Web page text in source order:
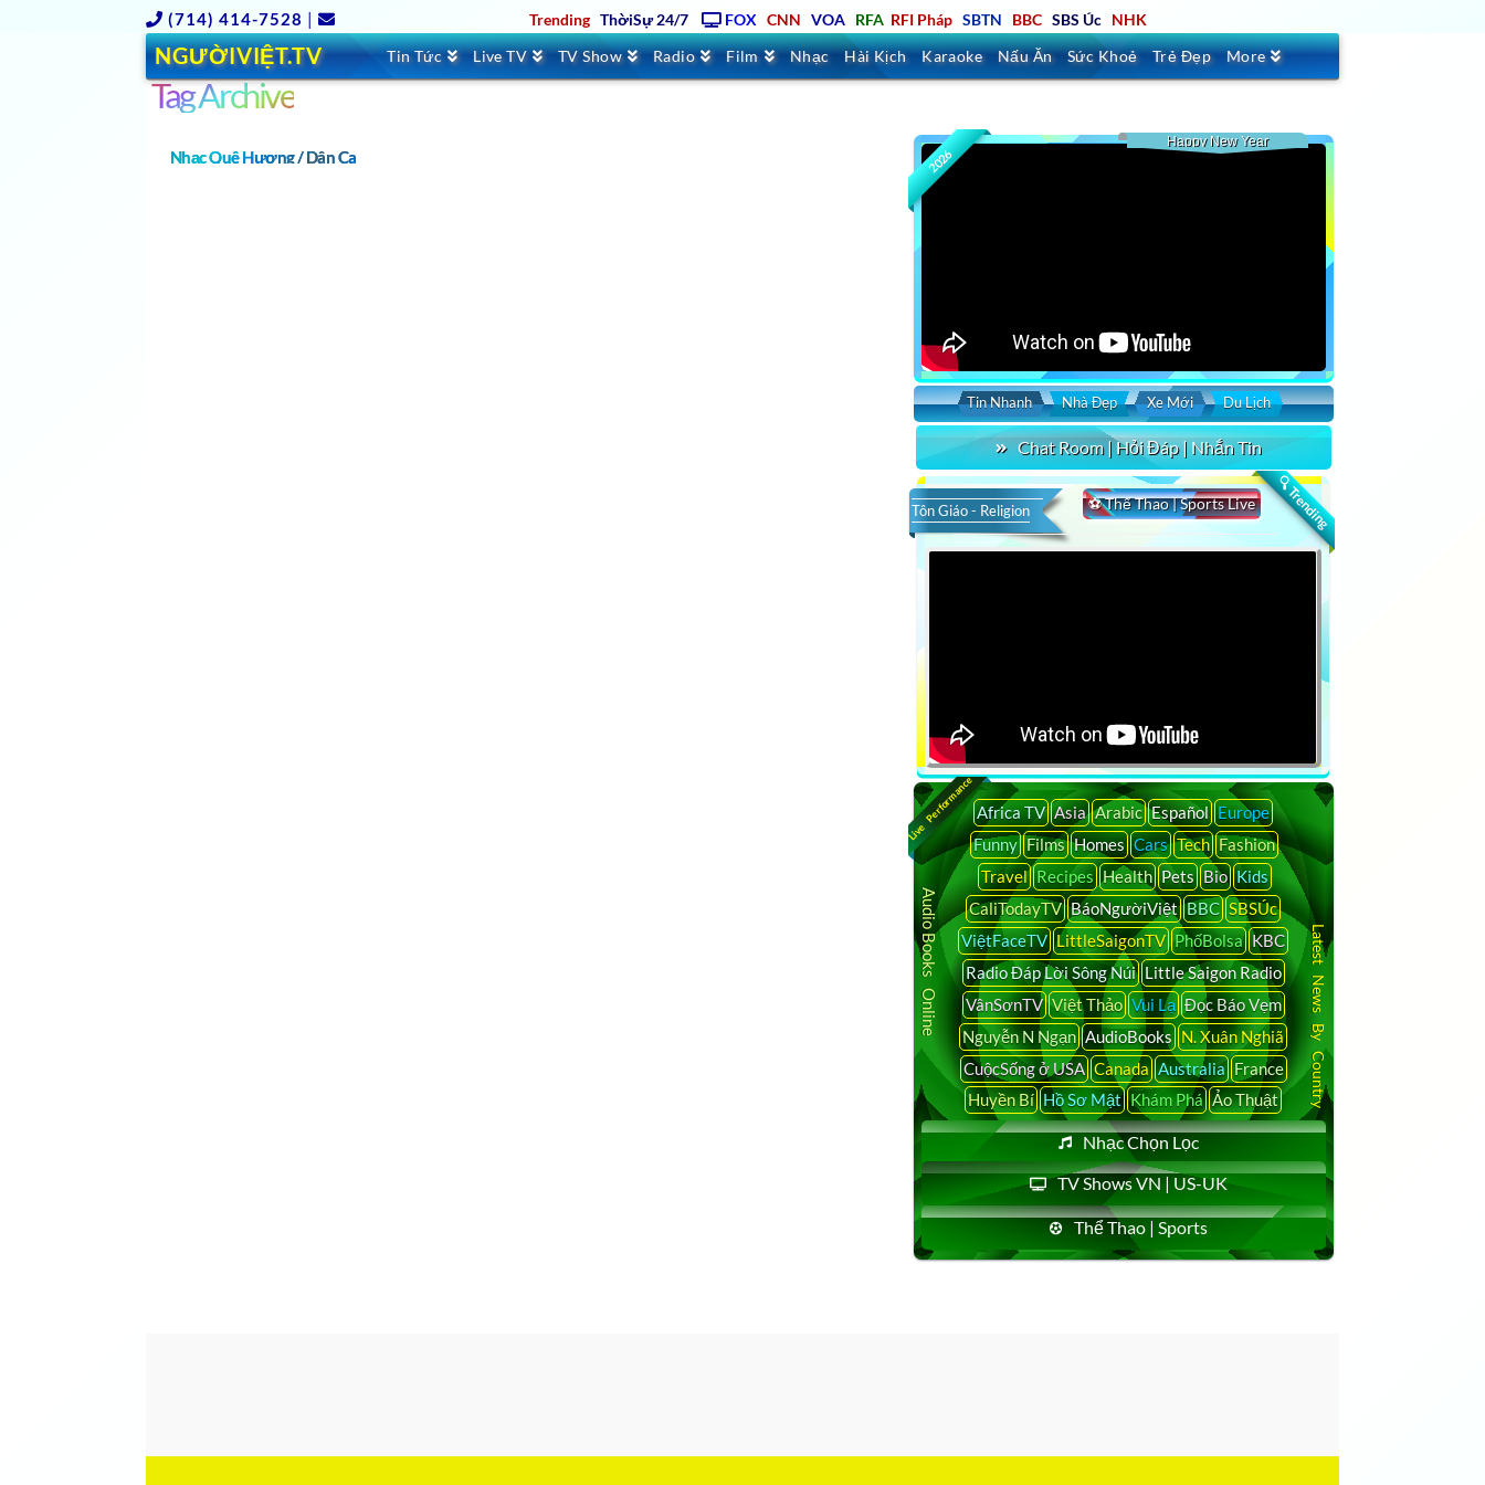
(714) 414-7528 | Trending ThờiSự 24/7 FOX CNN VOA RFA RFI Pháp SBTN BBC SBS Úc NHK
NGƯỜIVIỆT.TV Tin Tức Live TV TV Show Radio Film Nhạc Hài Kịch Karaoke Nấu Ăn Sức Khoẻ Trẻ Đẹp More
Tag Archive
Nhạc Quê Hương / Dân Ca 2026
Happy New Year
Tin Nhanh Nhà Đẹp Xe Mới Du Lịch
Chat Room | Hỏi Đáp | Nhắn Tin
🔍 Trending
⚽ Thể Thao | Sports Live
Tôn Giáo - Religion
Live PerformanceAfrica TV Asia Arabic Español Europe
Funny Films Homes Cars Tech Fashion
Travel Recipes Health Pets Bio Kids
CaliTodayTV BáoNgườiViệt BBC SBSÚc
ViệtFaceTV LittleSaigonTV PhốBolsa KBC
Radio Đáp Lời Sông Núi Little Saigon Radio
VânSơnTV Việt Thảo Vui Lạ Đọc Báo Vẹm
Nguyễn N Ngạn AudioBooks N. Xuân Nghiã
CuộcSống ở USA Canada Australia France
Huyền Bí Hồ Sơ Mật Khám Phá Ảo Thuật
Nhạc Chọn Lọc
TV Shows VN | US-UK
Thể Thao | Sports
Audio Books Online Latest News By Country